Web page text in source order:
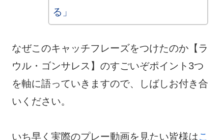
る」
なぜこのキャッチフレーズをつけたのか【ラ
ウル・ゴンサレス】のすごいぞポイント3つ
を軸に語っていきますので、しばしお付き合
いください。
いち早く実際のプレー動画を見たい皆様はこ